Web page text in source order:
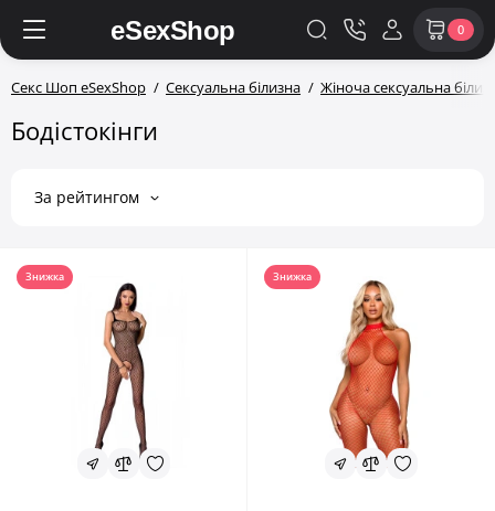
0
Секс Шоп eSexShop Сексуальна білизна Жіноча сексуальна
Бодістокінги
За рейтингом
Знижка Знижка